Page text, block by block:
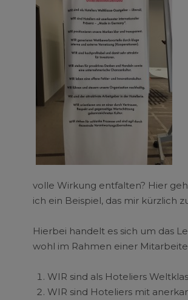
volle Wirkung entfalten? Hier
ich ein Beispiel, das mir kürzlich
Hierbei handelt es sich um das
wohl im Rahmen einer
WIR sind als Hoteliers
WIR sind Hoteliers mit